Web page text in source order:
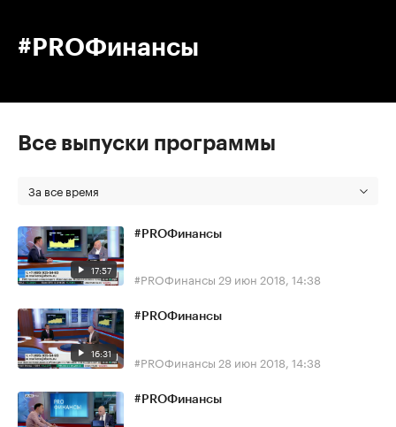
#PROФинансы
Все выпуски программы
За все время
17:57
#PROФинансы
#PROФинансы 29 июн 2018, 14:38
16:31
#PROФинансы
#PROФинансы 28 июн 2018, 14:38
#PROФинансы